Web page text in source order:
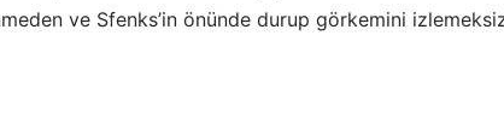
ve Sfenks’in önünde durup görkemini